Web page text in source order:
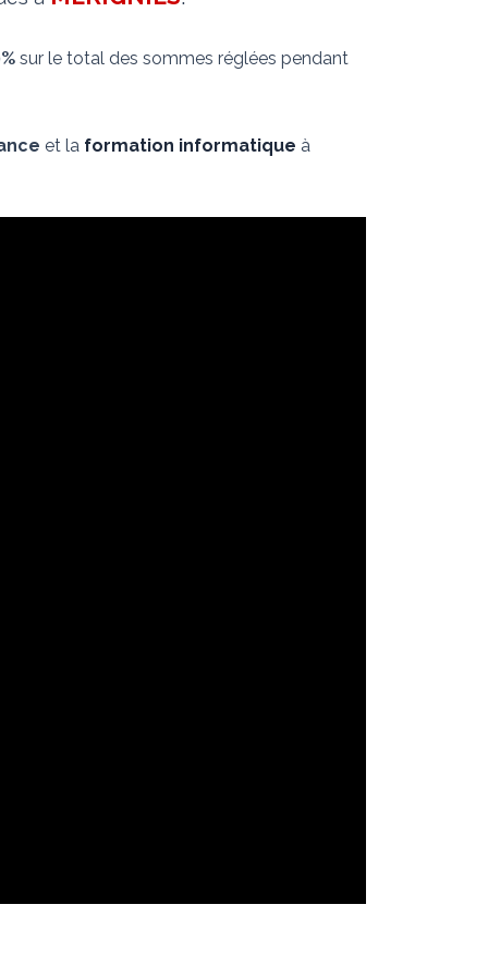
sur le total des sommes réglées pendant
et la formation informatique à